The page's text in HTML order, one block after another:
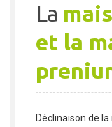
La
et la
Déclinaison de